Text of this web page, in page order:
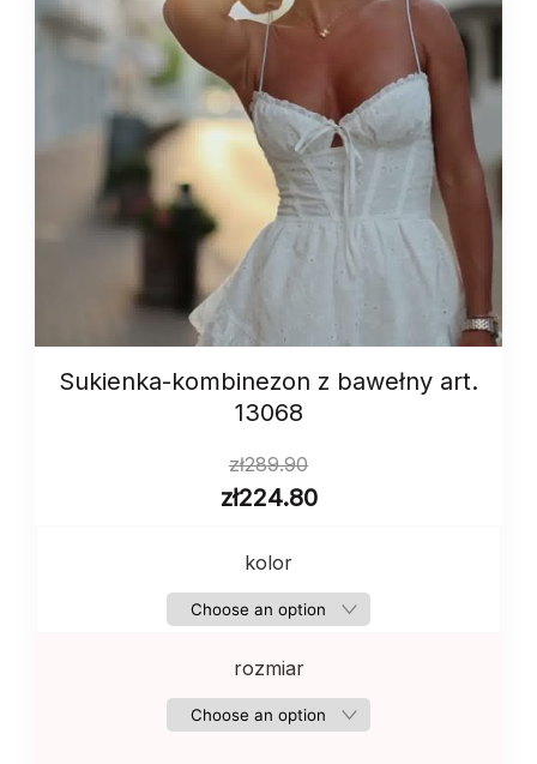
Sukienka-kombinezon z bawełny art.
13068
zł289.90
zł224.80
kolor
rozmiar